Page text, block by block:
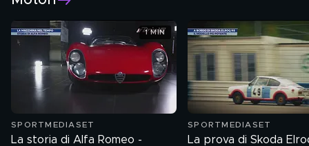
SPORTMEDIASET
La storia di Alfa Romeo -
1 MIN
SPORTMEDIASET
La prova di Skoda